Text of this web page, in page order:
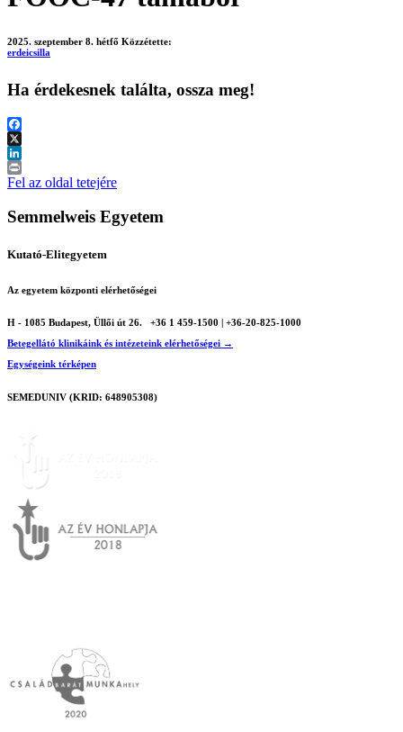
2025. szeptember 8. hétfő Közzétette:
erdeicsilla
Ha érdekesnek találta, ossza meg!
Facebook
X
LinkedIn
Print
Fel az oldal tetejére
Semmelweis Egyetem
Kutató-Elitegyetem
Az egyetem központi elérhetőségei
H - 1085 Budapest, Üllői út 26.
+36 1 459-1500 | +36-20-825-1000
Betegellátó klinikáink és intézeteink elérhetőségei →
Egységeink térképen
SEMEDUNIV (KRID: 648905308)